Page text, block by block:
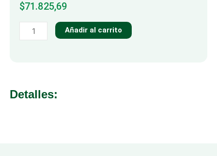
$71.825,69
LIPOLÍTICO
QUEMA
GRASAS
Añadir al carrito
Detalles: